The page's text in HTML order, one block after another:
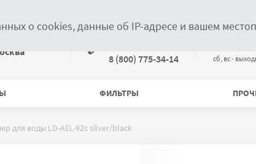
местоположение
8 (800) 775-34-14
cб, вс -
ФИЛЬТРЫ
для воды LD-AEL-92c silver/black
о cookies, данные об IP-адресе и вашем